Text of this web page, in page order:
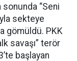
sonunda “Seni
sekteye
gömüldü. PKK
savaşı” terör
başlayan